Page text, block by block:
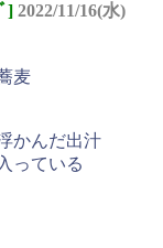
] 2022/11/16(水)
麦
かんだ出汁
っている